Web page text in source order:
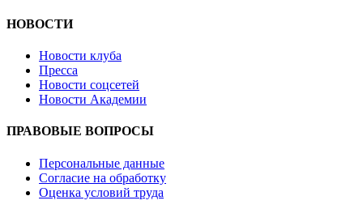
НОВОСТИ
Новости клуба
Пресса
Новости соцсетей
Новости Академии
ПРАВОВЫЕ ВОПРОСЫ
Персональные данные
Согласие на обработку
Оценка условий труда